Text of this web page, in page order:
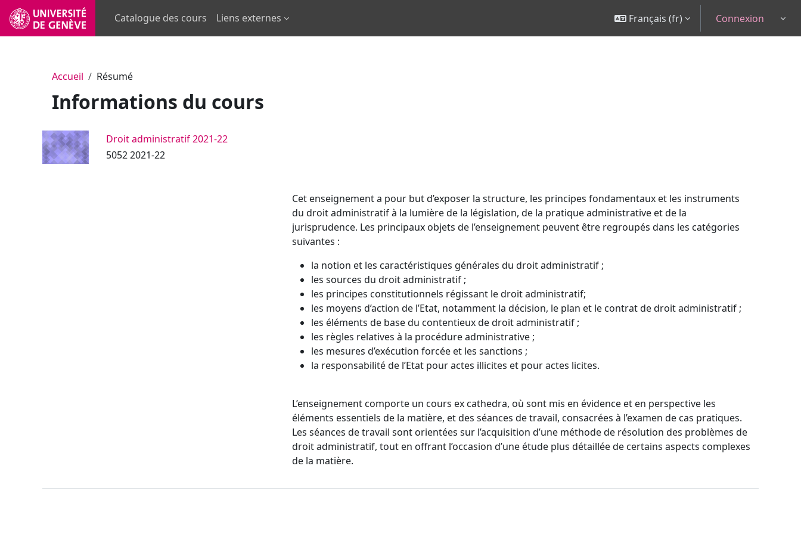
Passer au contenu principal
Catalogue des cours
Liens externes Français ‎(fr)‎ Connexion
Accueil Résumé
Informations du cours
Droit administratif 2021-22
5052 2021-22
Cet enseignement a pour but d’exposer la structure, les principes fondamentaux et les instruments
du droit administratif à la lumière de la législation, de la pratique administrative et de la
jurisprudence. Les principaux objets de l’enseignement peuvent être regroupés dans les catégories
suivantes :
la notion et les caractéristiques générales du droit administratif ;
les sources du droit administratif ;
les principes constitutionnels régissant le droit administratif;
les moyens d’action de l’Etat, notamment la décision, le plan et le contrat de droit administratif ;
les éléments de base du contentieux de droit administratif ;
les règles relatives à la procédure administrative ;
les mesures d’exécution forcée et les sanctions ;
la responsabilité de l’Etat pour actes illicites et pour actes licites.
L’enseignement comporte un cours ex cathedra, où sont mis en évidence et en perspective les
éléments essentiels de la matière, et des séances de travail, consacrées à l’examen de cas pratiques.
Les séances de travail sont orientées sur l’acquisition d’une méthode de résolution des problèmes de
droit administratif, tout en offrant l’occasion d’une étude plus détaillée de certains aspects complexes
de la matière.